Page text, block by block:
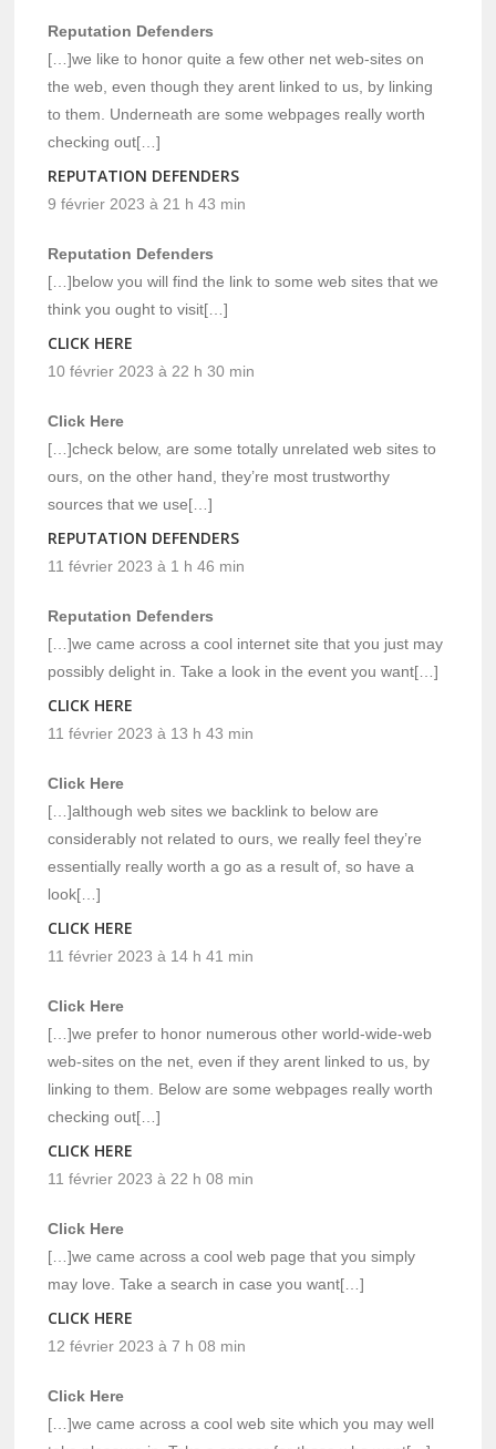
Reputation Defenders
[…]we like to honor quite a few other net web-sites on
the web, even though they arent linked to us, by linking
to them. Underneath are some webpages really worth
checking out[…]
REPUTATION DEFENDERS
9 février 2023 à 21 h 43 min
Reputation Defenders
[…]below you will find the link to some web sites that we
think you ought to visit[…]
CLICK HERE
10 février 2023 à 22 h 30 min
Click Here
[…]check below, are some totally unrelated web sites to
ours, on the other hand, they’re most trustworthy
sources that we use[…]
REPUTATION DEFENDERS
11 février 2023 à 1 h 46 min
Reputation Defenders
[…]we came across a cool internet site that you just may
possibly delight in. Take a look in the event you want[…]
CLICK HERE
11 février 2023 à 13 h 43 min
Click Here
[…]although web sites we backlink to below are
considerably not related to ours, we really feel they’re
essentially really worth a go as a result of, so have a
look[…]
CLICK HERE
11 février 2023 à 14 h 41 min
Click Here
[…]we prefer to honor numerous other world-wide-web
web-sites on the net, even if they arent linked to us, by
linking to them. Below are some webpages really worth
checking out[…]
CLICK HERE
11 février 2023 à 22 h 08 min
Click Here
[…]we came across a cool web page that you simply
may love. Take a search in case you want[…]
CLICK HERE
12 février 2023 à 7 h 08 min
Click Here
[…]we came across a cool web site which you may well